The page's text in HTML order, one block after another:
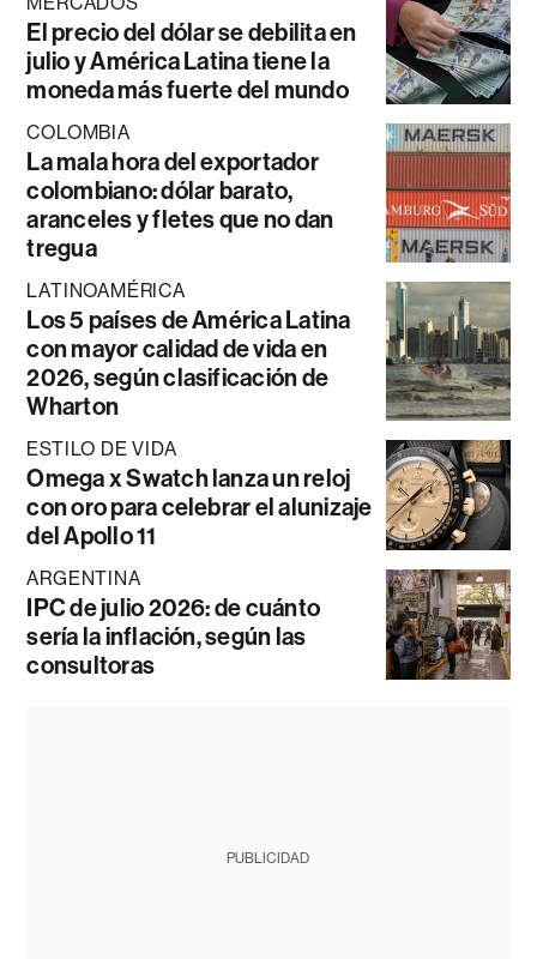
El precio del dólar se debilita en
julio y América Latina tiene la
moneda más fuerte del mundo
COLOMBIA
La mala hora del exportador
colombiano: dólar barato,
aranceles y fletes que no dan
tregua
LATINOAMÉRICA
Los 5 países de América Latina
con mayor calidad de vida en
2026, según clasificación de
Wharton
ESTILO DE VIDA
Omega x Swatch lanza un reloj
con oro para celebrar el alunizaje
del Apollo 11
ARGENTINA
IPC de julio 2026: de cuánto
sería la inflación, según las
consultoras
PUBLICIDAD